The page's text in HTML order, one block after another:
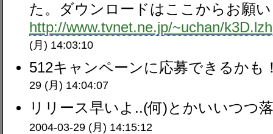
た。ダウンロードはここからお願
http://www.tvnet.ne.jp/~uchan/k3D.lzh
(月) 14:03:10
512キャンペーンに応募できるかも
29 (月) 14:04:07
リリース早いよ..(何)とかいいつつ
2004-03-29 (月) 14:15:12